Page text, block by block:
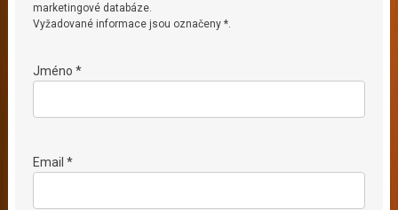
marketingové databáze.
Vyžadované informace jsou označeny *.
Jméno *
Email *